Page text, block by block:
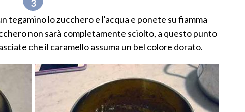
tegamino lo zucchero e l'acqua e ponete su fiamma
non sarà completamente sciolto, a questo punto
che il caramello assuma un bel colore dorato.